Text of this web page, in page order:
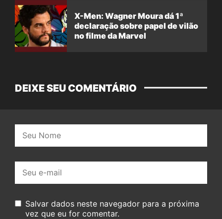
X-Men: Wagner Moura dá 1ª
declaração sobre papel de vilão
no filme da Marvel
DEIXE SEU COMENTÁRIO
mail:
Salvar dados neste navegador para a próxima
vez que eu for comentar.